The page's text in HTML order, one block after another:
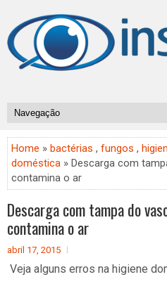
Home » bactérias , fungos ,
doméstica » Descarga com
contamina o ar
Descarga com tampa do
contamina o ar
abril 17, 2015
Veja alguns erros na higiene